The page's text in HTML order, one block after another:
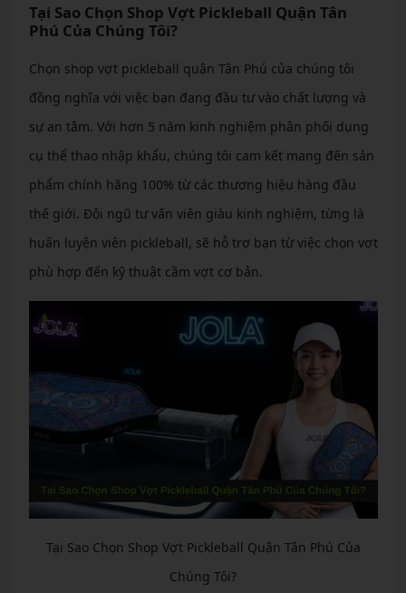
Tại Sao Chọn Shop Vợt Pickleball Quận Tân
Phú Của Chúng Tôi?
Chọn shop vợt pickleball quận Tân Phú của chúng tôi
đồng nghĩa với việc bạn đang đầu tư vào chất lượng và
sự an tâm. Với hơn 5 năm kinh nghiệm phân phối dụng
cụ thể thao nhập khẩu, chúng tôi cam kết mang đến sản
phẩm chính hãng 100% từ các thương hiệu hàng đầu
thế giới. Đội ngũ tư vấn viên giàu kinh nghiệm, từng là
huấn luyện viên pickleball, sẽ hỗ trợ bạn từ việc chọn vợt
phù hợp đến kỹ thuật cầm vợt cơ bản.
Tại Sao Chọn Shop Vợt Pickleball Quận Tân Phú Của
Chúng Tôi?